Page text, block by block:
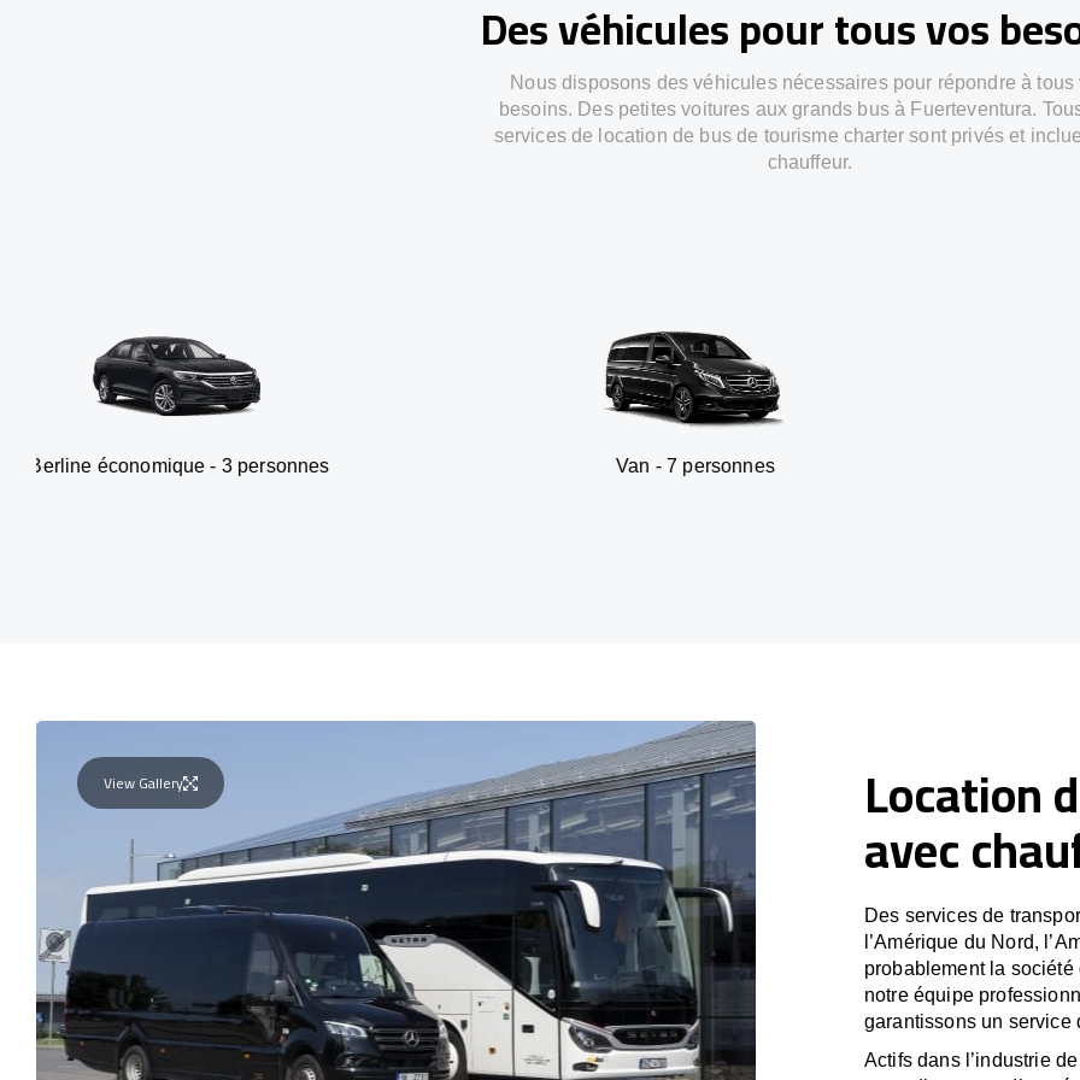
Des véhicules pour tous vos
Nous disposons des véhicules nécessaires pour répondre à tous
besoins. Des petites voitures aux grands bus à Fuerteventura.
services de location de bus de tourisme charter sont privés et
chauffeur.
- 3 personnes Van - 7 personnes SUV -
View Gallery Location
avec
Des services de
l’Amérique du Nord,
probablement la société
notre équipe
garantissons un service
Actifs dans l’industrie